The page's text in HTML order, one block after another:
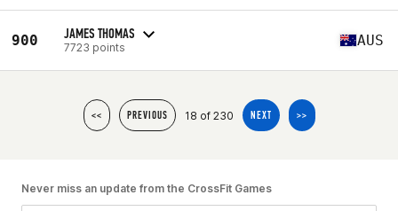
900 JAMES THOMAS
7723 points AUS
<< PREVIOUS 18 of 230 NEXT >>
Never miss an update from the CrossFit Games